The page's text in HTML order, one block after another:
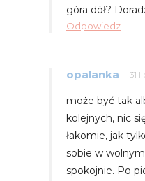
góra dół?
Odpowiedz
opalanka 31
może być tak
kolejnych, nic
łakomie, jak
sobie w
spokojnie. Po